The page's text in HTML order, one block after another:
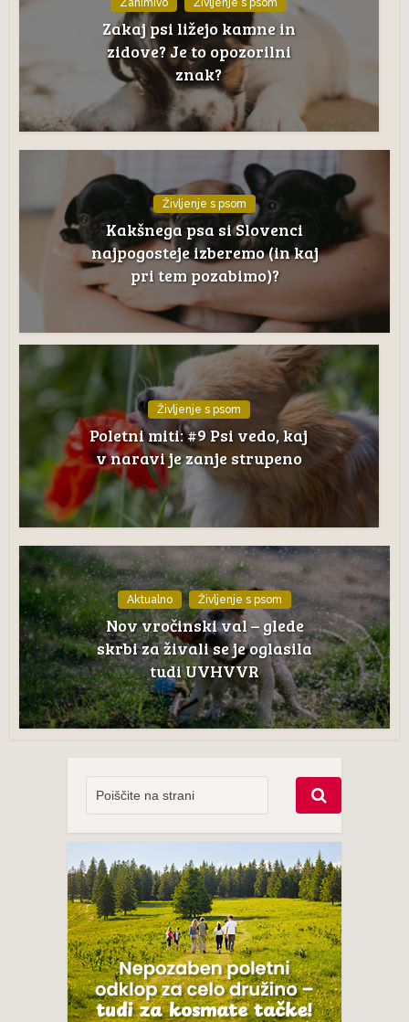
Zanimivo Življenje s psom
Zakaj psi ližejo kamne in
zidove? Je to opozorilni
znak?
Življenje s psom
Kakšnega psa si Slovenci
najpogosteje izberemo (in kaj
pri tem pozabimo)?
Življenje s psom
Poletni miti: #9 Psi vedo, kaj
v naravi je zanje strupeno
Aktualno Življenje s psom
Nov vročinski val – glede
skrbi za živali se je oglasila
tudi UVHVVR